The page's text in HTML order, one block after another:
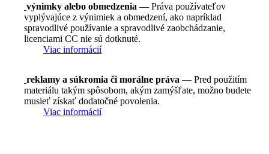
výnimky alebo obmedzenia — Práva používateľov
vyplývajúce z výnimiek a obmedzení, ako napríklad
spravodlivé používanie a spravodlivé zaobchádzanie,
licenciami CC nie sú dotknuté.
Viac informácií
reklamy a súkromia či morálne práva — Pred použitím
materiálu takým spôsobom, akým zamýšľate, možno budete
musieť získať dodatočné povolenia.
Viac informácií